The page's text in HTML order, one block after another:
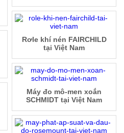
Rơle khí nén FAIRCHILD
tại Việt Nam
Máy đo mô-men xoắn
SCHMIDT tại Việt Nam